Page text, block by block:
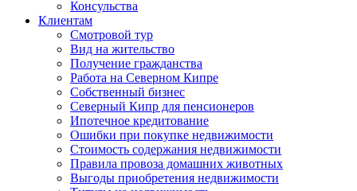
Консульства
Клиентам
Смотровой тур
Вид на жительство
Получение гражданства
Работа на Северном Кипре
Собственный бизнес
Северный Кипр для пенсионеров
Ипотечное кредитование
Ошибки при покупке недвижимости
Стоимость содержания недвижимости
Правила провоза домашних животных
Выгоды приобретения недвижимости